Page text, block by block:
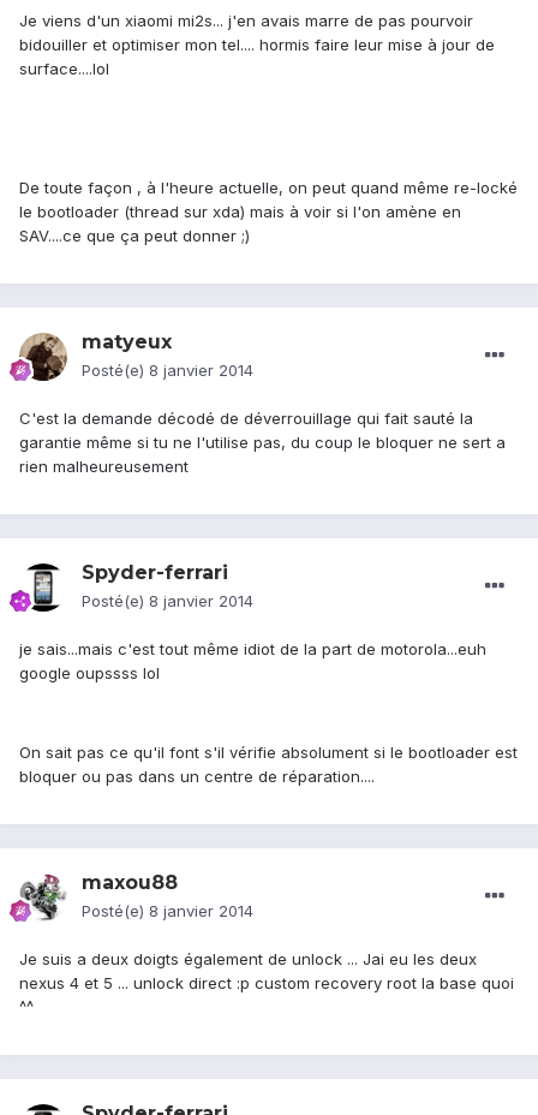
Je viens d'un xiaomi mi2s... j'en avais marre de pas pourvoir
bidouiller et optimiser mon tel.... hormis faire leur mise à jour de
surface....lol
De toute façon , à l'heure actuelle, on peut quand même re-locké
le bootloader (thread sur xda) mais à voir si l'on amène en
SAV....ce que ça peut donner ;)
matyeux
Posté(e) 8 janvier 2014
C'est la demande décodé de déverrouillage qui fait sauté la
garantie même si tu ne l'utilise pas, du coup le bloquer ne sert a
rien malheureusement
Spyder-ferrari
Posté(e) 8 janvier 2014
je sais...mais c'est tout même idiot de la part de motorola...euh
google oupssss lol
On sait pas ce qu'il font s'il vérifie absolument si le bootloader est
bloquer ou pas dans un centre de réparation....
maxou88
Posté(e) 8 janvier 2014
Je suis a deux doigts également de unlock ... Jai eu les deux
nexus 4 et 5 ... unlock direct :p custom recovery root la base quoi
^^